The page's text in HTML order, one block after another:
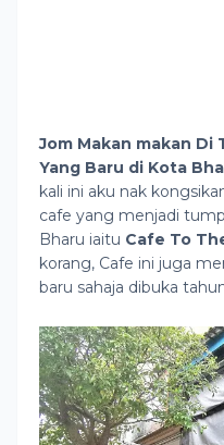
Jom Makan makan Di
Yang Baru di Kota
kali ini aku nak
cafe yang menjadi
Bharu iaitu Cafe To
korang, Cafe ini juga
baru sahaja dibuka